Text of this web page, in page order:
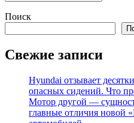
Поиск
Свежие записи
Hyundai отзывает
опасных сидений. Что
Мотор другой —
главные отличия новой